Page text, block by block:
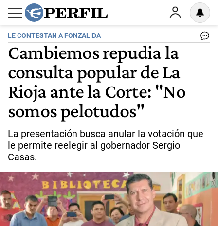
LE CONTESTAN A FONZALIDA
Cambiemos repudia la
consulta popular de La
Rioja ante la Corte: "No
somos pelotudos"
La presentación busca anular la votación que
le permite reelegir al gobernador Sergio
Casas.